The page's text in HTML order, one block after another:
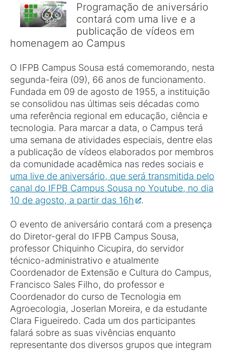
Programação de aniversário
contará com uma live e a
publicação de vídeos em
homenagem ao Campus
O IFPB Campus Sousa está comemorando, nesta
segunda-feira (09), 66 anos de funcionamento.
Fundada em 09 de agosto de 1955, a instituição
se consolidou nas últimas seis décadas como
uma referência regional em educação, ciência e
tecnologia. Para marcar a data, o Campus terá
uma semana de atividades especiais, dentre elas
a publicação de vídeos elaborados por membros
da comunidade acadêmica nas redes sociais e
uma live de aniversário, que será transmitida pelo
canal do IFPB Campus Sousa no Youtube, no dia
10 de agosto, a partir das 16h
.
O evento de aniversário contará com a presença
do Diretor-geral do IFPB Campus Sousa,
professor Chiquinho Cicupira, do servidor
técnico-administrativo e atualmente
Coordenador de Extensão e Cultura do Campus,
Francisco Sales Filho, do professor e
Coordenador do curso de Tecnologia em
Agroecologia, Joserlan Moreira, e da estudante
Clara Figueiredo. Cada um dos participantes
falará sobre as suas vivências enquanto
representante dos diversos grupos que integram